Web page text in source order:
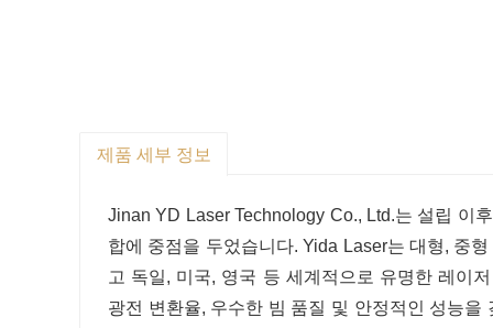
제품 세부 정보
Jinan YD Laser Technology Co., Ltd.는 설립 이
합에 중점을 두었습니다. Yida Laser는 대형, 중
고 독일, 미국, 영국 등 세계적으로 유명한 레이
광전 변환율, 우수한 빔 품질 및 안정적인 성능